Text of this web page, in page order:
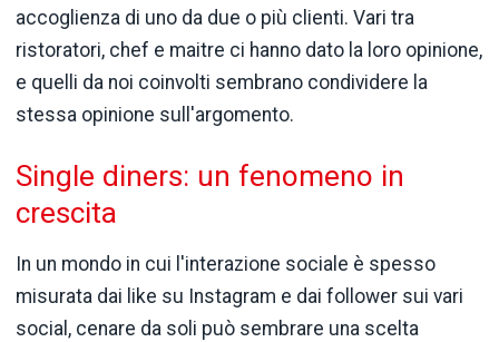
accoglienza di uno da due o più clienti. Vari tra
ristoratori, chef e maitre ci hanno dato la loro opinione,
e quelli da noi coinvolti sembrano condividere la
stessa opinione sull'argomento.
Single diners: un fenomeno in
crescita
In un mondo in cui l'interazione sociale è spesso
misurata dai like su Instagram e dai follower sui vari
social, cenare da soli può sembrare una scelta